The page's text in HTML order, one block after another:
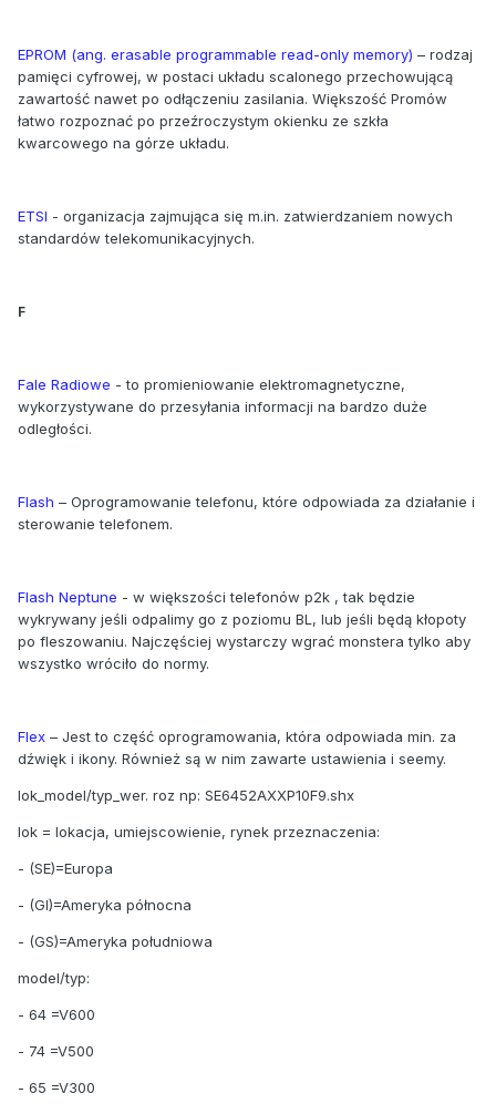
EPROM (ang. erasable programmable read-only memory) – rodzaj
pamięci cyfrowej, w postaci układu scalonego przechowującą
zawartość nawet po odłączeniu zasilania. Większość Promów
łatwo rozpoznać po przeźroczystym okienku ze szkła
kwarcowego na górze układu.
ETSI - organizacja zajmująca się m.in. zatwierdzaniem nowych
standardów telekomunikacyjnych.
F
Fale Radiowe - to promieniowanie elektromagnetyczne,
wykorzystywane do przesyłania informacji na bardzo duże
odległości.
Flash – Oprogramowanie telefonu, które odpowiada za działanie i
sterowanie telefonem.
Flash Neptune - w większości telefonów p2k , tak będzie
wykrywany jeśli odpalimy go z poziomu BL, lub jeśli będą kłopoty
po fleszowaniu. Najczęściej wystarczy wgrać monstera tylko aby
wszystko wróciło do normy.
Flex – Jest to część oprogramowania, która odpowiada min. za
dźwięk i ikony. Również są w nim zawarte ustawienia i seemy.
lok_model/typ_wer. roz np: SE6452AXXP10F9.shx
lok = lokacja, umiejscowienie, rynek przeznaczenia:
- (SE)=Europa
- (GI)=Ameryka północna
- (GS)=Ameryka południowa
model/typ:
- 64 =V600
- 74 =V500
- 65 =V300